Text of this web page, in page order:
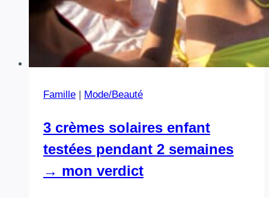
Famille Mode/Beauté
3 crèmes solaires enfant
testées pendant 2 semaines
→ mon verdict